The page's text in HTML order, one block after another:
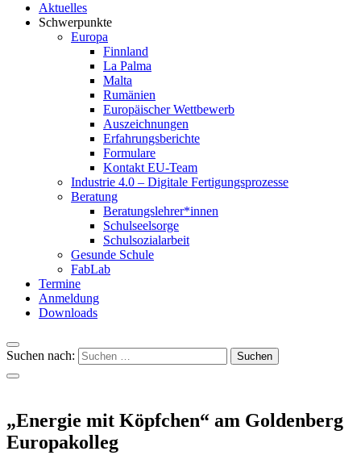
Aktuelles
Schwerpunkte
Europa
Finnland
La Palma
Malta
Rumänien
Europäischer Wettbewerb
Auszeichnungen
Erfahrungsberichte
Formulare
Kontakt EU-Team
Industrie 4.0 – Digitale Fertigungsprozesse
Beratung
Beratungslehrer*innen
Schulseelsorge
Schulsozialarbeit
Gesunde Schule
FabLab
Termine
Anmeldung
Downloads
Suchen nach:
„Energie mit Köpfchen“ am Goldenberg
Europakolleg